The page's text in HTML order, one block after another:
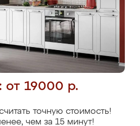
от 19000 р.
точную стоимость!
чем за 15 минут!